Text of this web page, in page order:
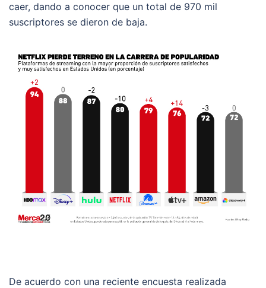
caer, dando a conocer que un total de 970 mil
suscriptores se dieron de baja.
De acuerdo con una reciente encuesta realizada